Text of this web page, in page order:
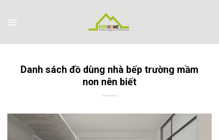
content
Danh sách đồ dùng nhà bếp trường mầm
non nên biết